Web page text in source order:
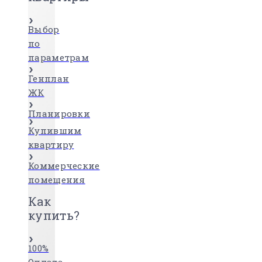
Выбор
по
параметрам
Генплан
ЖК
Планировки
Купившим
квартиру
Коммерческие
помещения
Как
купить?
100%